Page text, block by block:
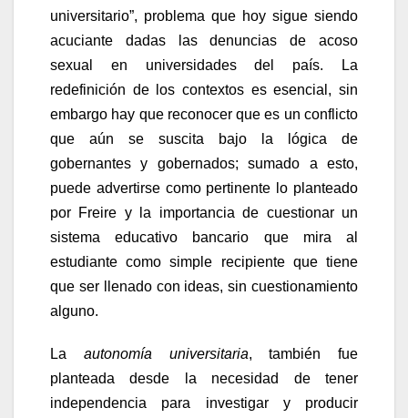
universitario”, problema que hoy sigue siendo
acuciante dadas las denuncias de acoso
sexual en universidades del país. La
redefinición de los contextos es esencial, sin
embargo hay que reconocer que es un conflicto
que aún se suscita bajo la lógica de
gobernantes y gobernados; sumado a esto,
puede advertirse como pertinente lo planteado
por Freire y la importancia de cuestionar un
sistema educativo bancario que mira al
estudiante como simple recipiente que tiene
que ser llenado con ideas, sin cuestionamiento
alguno.
La autonomía universitaria, también fue
planteada desde la necesidad de tener
independencia para investigar y producir